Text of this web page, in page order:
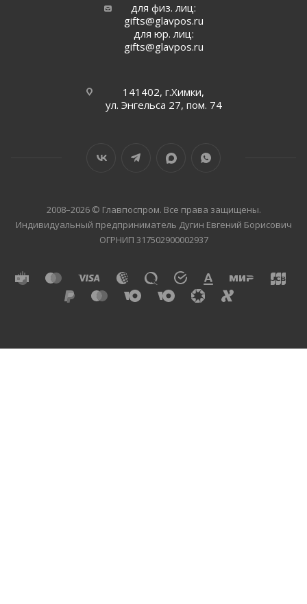
для физ. лиц:
gifts@glavpos.ru
для юр. лиц:
gifts@glavpos.ru
141402, г.Химки,
ул. Энгельса 27, пом. 74
2008–2026 © Главпоспром. Все права защищены.
Индивидуальный предприниматель Дугин Евгений Борисович
ОГРНИП 317502900002937